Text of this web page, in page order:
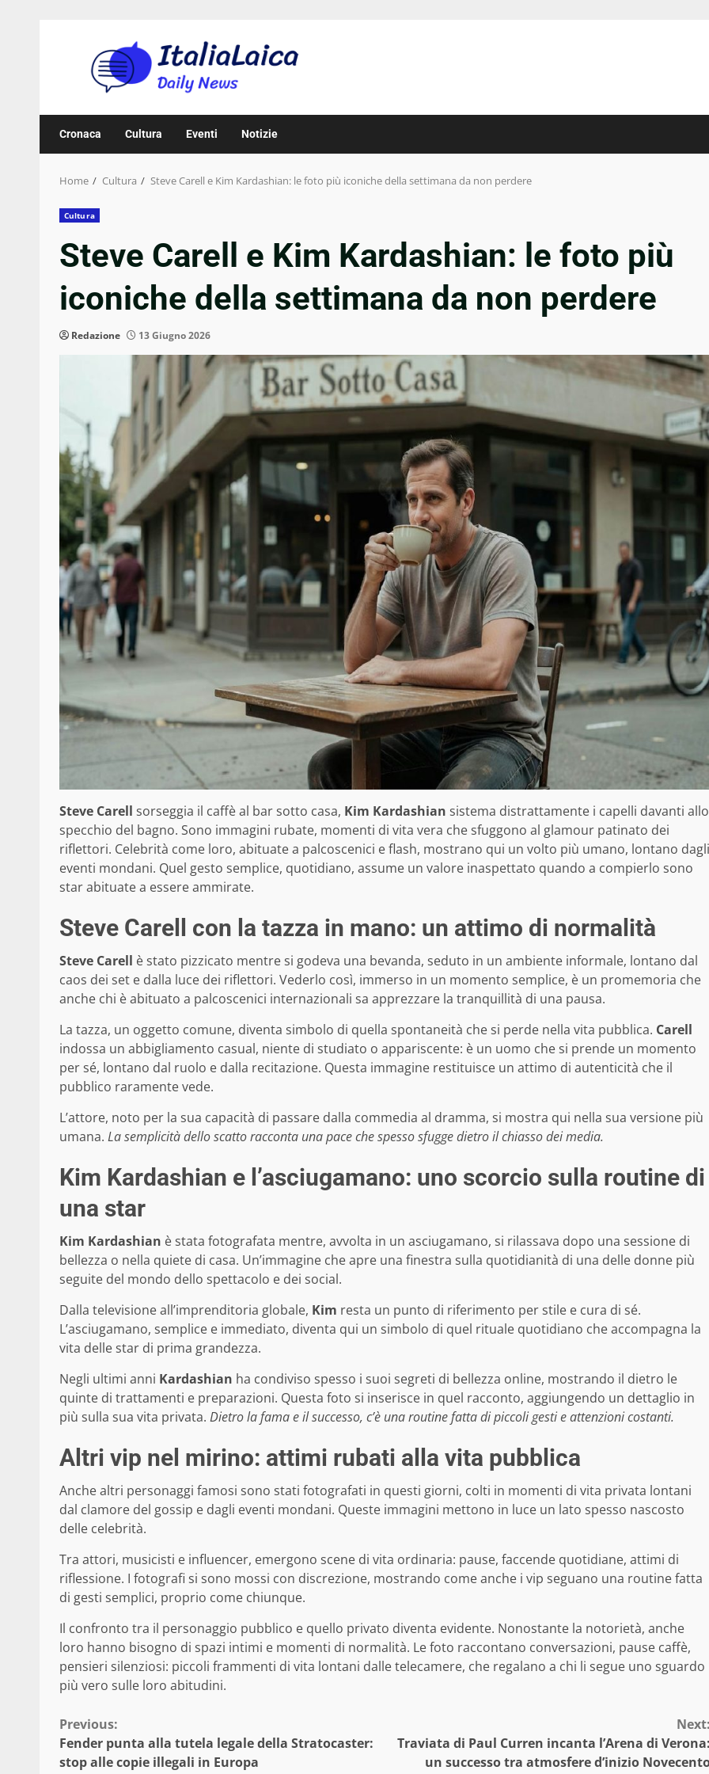
Cronaca Cultura Eventi Notizie
Home Cultura Steve Carell e Kim Kardashian: le foto più iconiche della settimana da non perdere
Cultura
Steve Carell e Kim Kardashian: le foto più
iconiche della settimana da non perdere
Redazione 13 Giugno 2026
Steve Carell sorseggia il caffè al bar sotto casa, Kim Kardashian sistema distrattamente i capelli davanti allo
specchio del bagno. Sono immagini rubate, momenti di vita vera che sfuggono al glamour patinato dei
riflettori. Celebrità come loro, abituate a palcoscenici e flash, mostrano qui un volto più umano, lontano dagli
eventi mondani. Quel gesto semplice, quotidiano, assume un valore inaspettato quando a compierlo sono
star abituate a essere ammirate.
Steve Carell con la tazza in mano: un attimo di normalità
Steve Carell è stato pizzicato mentre si godeva una bevanda, seduto in un ambiente informale, lontano dal
caos dei set e dalla luce dei riflettori. Vederlo così, immerso in un momento semplice, è un promemoria che
anche chi è abituato a palcoscenici internazionali sa apprezzare la tranquillità di una pausa.
La tazza, un oggetto comune, diventa simbolo di quella spontaneità che si perde nella vita pubblica. Carell
indossa un abbigliamento casual, niente di studiato o appariscente: è un uomo che si prende un momento
per sé, lontano dal ruolo e dalla recitazione. Questa immagine restituisce un attimo di autenticità che il
pubblico raramente vede.
L’attore, noto per la sua capacità di passare dalla commedia al dramma, si mostra qui nella sua versione più
umana. La semplicità dello scatto racconta una pace che spesso sfugge dietro il chiasso dei media.
Kim Kardashian e l’asciugamano: uno scorcio sulla routine di
una star
Kim Kardashian è stata fotografata mentre, avvolta in un asciugamano, si rilassava dopo una sessione di
bellezza o nella quiete di casa. Un’immagine che apre una finestra sulla quotidianità di una delle donne più
seguite del mondo dello spettacolo e dei social.
Dalla televisione all’imprenditoria globale, Kim resta un punto di riferimento per stile e cura di sé.
L’asciugamano, semplice e immediato, diventa qui un simbolo di quel rituale quotidiano che accompagna la
vita delle star di prima grandezza.
Negli ultimi anni Kardashian ha condiviso spesso i suoi segreti di bellezza online, mostrando il dietro le
quinte di trattamenti e preparazioni. Questa foto si inserisce in quel racconto, aggiungendo un dettaglio in
più sulla sua vita privata. Dietro la fama e il successo, c’è una routine fatta di piccoli gesti e attenzioni costanti.
Altri vip nel mirino: attimi rubati alla vita pubblica
Anche altri personaggi famosi sono stati fotografati in questi giorni, colti in momenti di vita privata lontani
dal clamore del gossip e dagli eventi mondani. Queste immagini mettono in luce un lato spesso nascosto
delle celebrità.
Tra attori, musicisti e influencer, emergono scene di vita ordinaria: pause, faccende quotidiane, attimi di
riflessione. I fotografi si sono mossi con discrezione, mostrando come anche i vip seguano una routine fatta
di gesti semplici, proprio come chiunque.
Il confronto tra il personaggio pubblico e quello privato diventa evidente. Nonostante la notorietà, anche
loro hanno bisogno di spazi intimi e momenti di normalità. Le foto raccontano conversazioni, pause caffè,
pensieri silenziosi: piccoli frammenti di vita lontani dalle telecamere, che regalano a chi li segue uno sguardo
più vero sulle loro abitudini.
Continue
Reading
Previous:
Fender punta alla tutela legale della Stratocaster:
stop alle copie illegali in Europa
Traviata di Paul Curren incanta l’Arena di
un successo tra atmosfere d’inizio